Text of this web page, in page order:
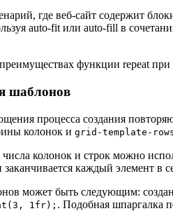
где веб-сайт содержит
auto-fit или auto-fill в
функции repeat при
шаблонов
процесса создания
колонок и grid-template-
колонок и строк можно
каждый элемент в
может быть следующим:
1fr); . Подобная шпаргалка